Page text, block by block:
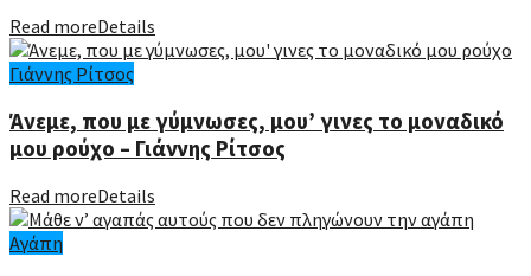
Read moreDetails
Γιάννης Ρίτσος
Άνεμε, που με γύμνωσες, μου’ γινες το μοναδικό
μου ρούχο – Γιάννης Ρίτσος
Read moreDetails
Αγάπη